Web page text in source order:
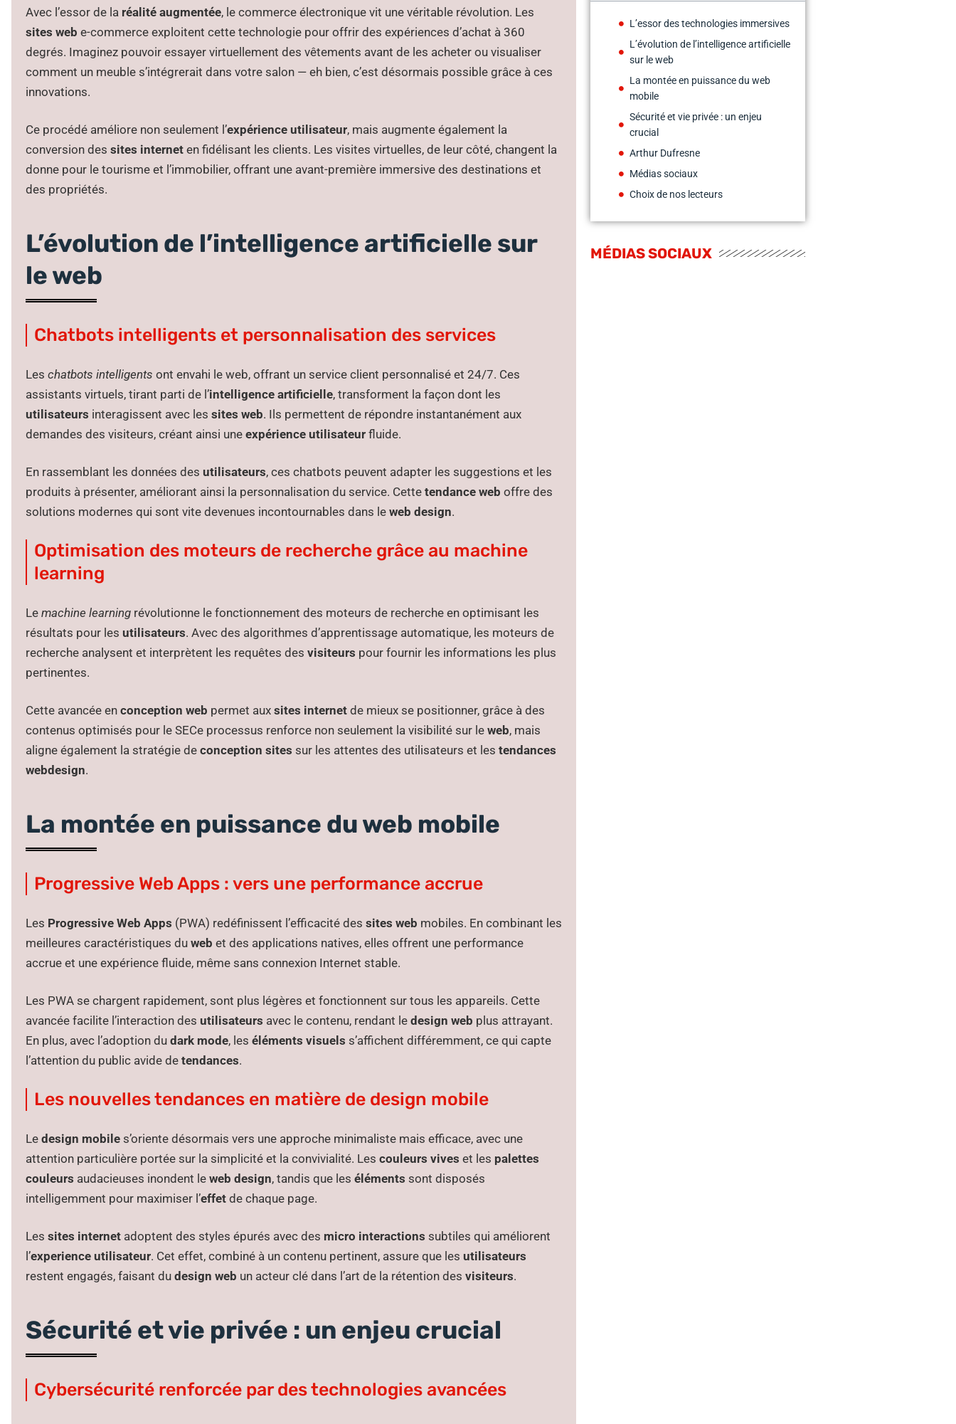
Avec l’essor de la réalité augmentée, le commerce électronique vit une véritable révolution. Les
sites web e-commerce exploitent cette technologie pour offrir des expériences d’achat à 360
degrés. Imaginez pouvoir essayer virtuellement des vêtements avant de les acheter ou visualiser
comment un meuble s’intégrerait dans votre salon — eh bien, c’est désormais possible grâce à ces
innovations.
Ce procédé améliore non seulement l’expérience utilisateur, mais augmente également la
conversion des sites internet en fidélisant les clients. Les visites virtuelles, de leur côté, changent la
donne pour le tourisme et l’immobilier, offrant une avant-première immersive des destinations et
des propriétés.
L’évolution de l’intelligence artificielle sur
le web
Chatbots intelligents et personnalisation des services
Les chatbots intelligents ont envahi le web, offrant un service client personnalisé et 24/7. Ces
assistants virtuels, tirant parti de l’intelligence artificielle, transforment la façon dont les
utilisateurs interagissent avec les sites web. Ils permettent de répondre instantanément aux
demandes des visiteurs, créant ainsi une expérience utilisateur fluide.
En rassemblant les données des utilisateurs, ces chatbots peuvent adapter les suggestions et les
produits à présenter, améliorant ainsi la personnalisation du service. Cette tendance web offre des
solutions modernes qui sont vite devenues incontournables dans le web design.
Optimisation des moteurs de recherche grâce au machine
learning
Le machine learning révolutionne le fonctionnement des moteurs de recherche en optimisant les
résultats pour les utilisateurs. Avec des algorithmes d’apprentissage automatique, les moteurs de
recherche analysent et interprètent les requêtes des visiteurs pour fournir les informations les plus
pertinentes.
Cette avancée en conception web permet aux sites internet de mieux se positionner, grâce à des
contenus optimisés pour le SECe processus renforce non seulement la visibilité sur le web, mais
aligne également la stratégie de conception sites sur les attentes des utilisateurs et les tendances
webdesign.
La montée en puissance du web mobile
Progressive Web Apps : vers une performance accrue
Les Progressive Web Apps (PWA) redéfinissent l’efficacité des sites web mobiles. En combinant les
meilleures caractéristiques du web et des applications natives, elles offrent une performance
accrue et une expérience fluide, même sans connexion Internet stable.
Les PWA se chargent rapidement, sont plus légères et fonctionnent sur tous les appareils. Cette
avancée facilite l’interaction des utilisateurs avec le contenu, rendant le design web plus attrayant.
En plus, avec l’adoption du dark mode, les éléments visuels s’affichent différemment, ce qui capte
l’attention du public avide de tendances.
Les nouvelles tendances en matière de design mobile
Le design mobile s’oriente désormais vers une approche minimaliste mais efficace, avec une
attention particulière portée sur la simplicité et la convivialité. Les couleurs vives et les palettes
couleurs audacieuses inondent le web design, tandis que les éléments sont disposés
intelligemment pour maximiser l’effet de chaque page.
Les sites internet adoptent des styles épurés avec des micro interactions subtiles qui améliorent
l’experience utilisateur. Cet effet, combiné à un contenu pertinent, assure que les utilisateurs
restent engagés, faisant du design web un acteur clé dans l’art de la rétention des visiteurs.
Sécurité et vie privée : un enjeu crucial
Cybersécurité renforcée par des technologies avancées
L’essor des technologies immersives
L’évolution de l’intelligence artificielle
sur le web
La montée en puissance du web
mobile
Sécurité et vie privée : un enjeu
crucial
Arthur Dufresne
Médias sociaux
Choix de nos lecteurs
MÉDIAS SOCIAUX